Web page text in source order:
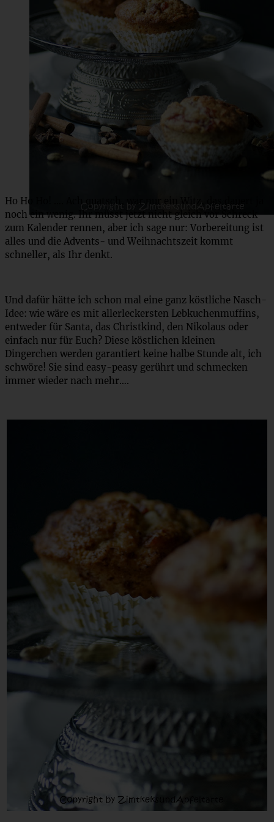
Ho Ho Ho! …. Ach quatsch, war nur ein Witz, das dauert ja
noch ein wenig. Ihr müsst jetzt nicht gleich vor Schreck
zum Kalender rennen, aber ich sage nur: Vorbereitung ist
alles und die Advents- und Weihnachtszeit kommt
schneller, als Ihr denkt.
Und dafür hätte ich schon mal eine ganz köstliche Nasch-
Idee: wie wäre es mit allerleckersten Lebkuchenmuffins,
entweder für Santa, das Christkind, den Nikolaus oder
einfach nur für Euch? Diese köstlichen kleinen
Dingerchen werden garantiert keine halbe Stunde alt, ich
schwöre! Sie sind easy-peasy gerührt und schmecken
immer wieder nach mehr….